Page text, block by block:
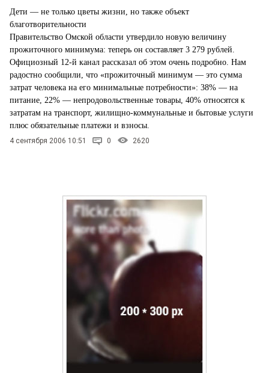
Дети — не только цветы жизни, но также объект
благотворительности
Правительство Омской области утвердило новую величину
прожиточного минимума: теперь он составляет 3 279 рублей.
Официозный 12-й канал рассказал об этом очень подробно. Нам
радостно сообщили, что «прожиточный минимум — это сумма
затрат человека на его минимальные потребности»: 38% — на
питание, 22% — непродовольственные товары, 40% относятся к
затратам на транспорт, жилищно-коммунальные и бытовые услуги
плюс обязательные платежи и взносы.
4 сентября 2006 10:51 0 2620